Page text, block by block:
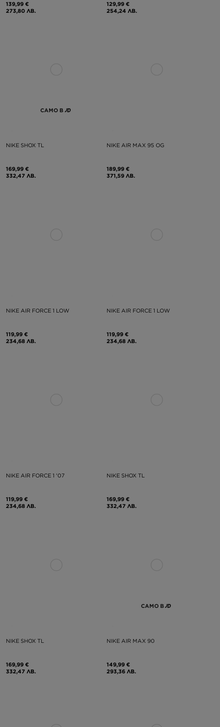
139,99 €
273,80 ЛВ.
129,99 €
254,24 ЛВ.
САМО В
NIKE SHOX TL
169,99 €
332,47 ЛВ.
NIKE AIR MAX 95 OG
189,99 €
371,59 ЛВ.
NIKE AIR FORCE 1 LOW
119,99 €
234,68 ЛВ.
NIKE AIR FORCE 1 LOW
119,99 €
234,68 ЛВ.
NIKE AIR FORCE 1 '07
119,99 €
234,68 ЛВ.
NIKE SHOX TL
169,99 €
332,47 ЛВ.
NIKE SHOX TL
169,99 €
332,47 ЛВ.
САМО В
NIKE AIR MAX 90
149,99 €
293,36 ЛВ.